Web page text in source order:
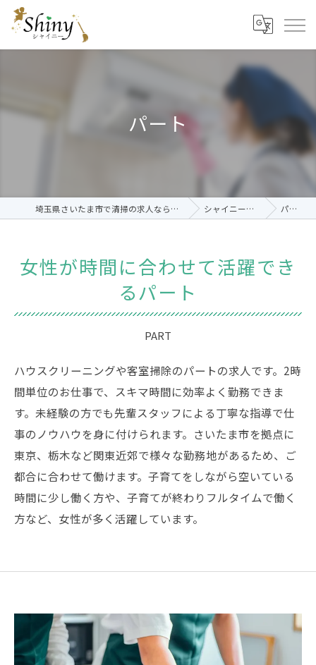
パート
埼玉県さいたま市で清掃の求人ならシャイニー シャイニーを知る パート
女性が時間に合わせて活躍でき
るパート
PART
ハウスクリーニングや客室掃除のパートの求人です。2時
間単位のお仕事で、スキマ時間に効率よく勤務できま
す。未経験の方でも先輩スタッフによる丁寧な指導で仕
事のノウハウを身に付けられます。さいたま市を拠点に
東京、栃木など関東近郊で様々な勤務地があるため、ご
都合に合わせて働けます。子育てをしながら空いている
時間に少し働く方や、子育てが終わりフルタイムで働く
方など、女性が多く活躍しています。